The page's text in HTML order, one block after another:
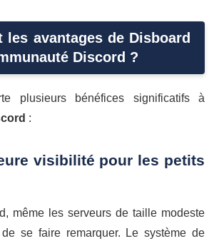
les avantages de Disboard
Discord ?
plusieurs bénéfices significatifs à
:
visibilité pour les petits
même les serveurs de taille modeste
se faire remarquer. Le système de